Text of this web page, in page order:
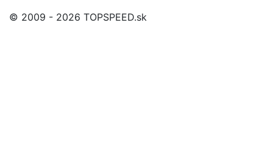
© 2009 - 2026 TOPSPEED.sk